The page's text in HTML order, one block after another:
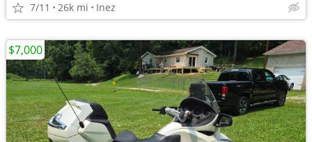
7/11 26k mi Inez
$7,000